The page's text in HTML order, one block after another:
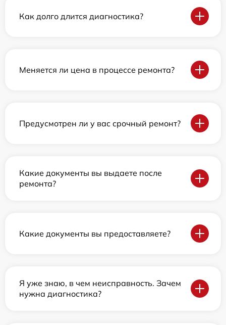
Как долго длится диагностика?
Меняется ли цена в процессе ремонта?
Предусмотрен ли у вас срочный ремонт?
Какие документы вы выдаете после
ремонта?
Какие документы вы предоставляете?
Я уже знаю, в чем неисправность. Зачем
нужна диагностика?